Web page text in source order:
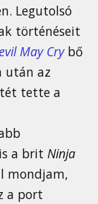
Legutolsó
történéseit
May Crybő
után az
tette a
a brit Ninja
mondjam,
a port